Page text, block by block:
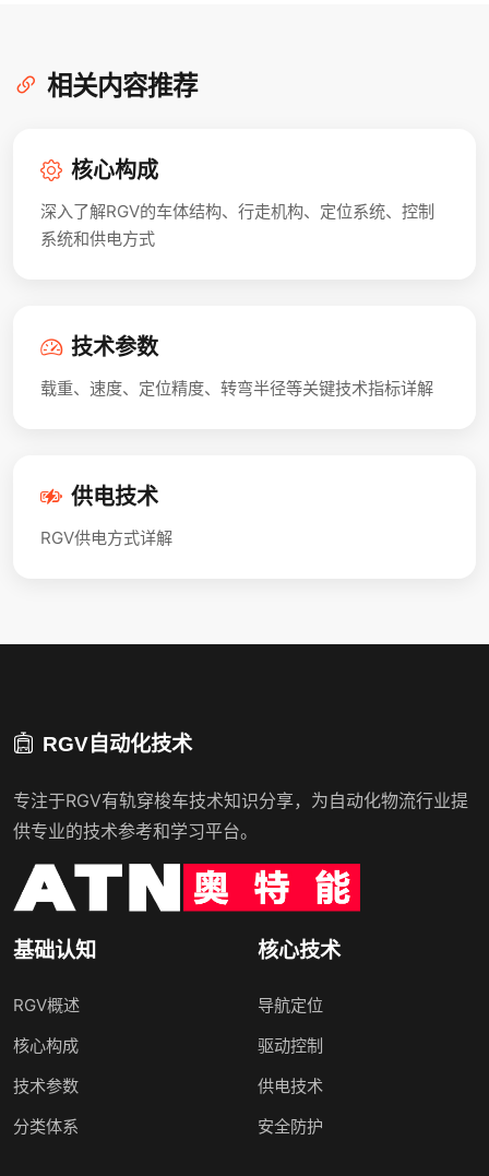
相关内容推荐
核心构成
深入了解RGV的车体结构、行走机构、定位系统、控制
系统和供电方式
技术参数
载重、速度、定位精度、转弯半径等关键技术指标详解
供电技术
RGV供电方式详解
RGV自动化技术
专注于RGV有轨穿梭车技术知识分享，为自动化物流行业提
供专业的技术参考和学习平台。
基础认知
RGV概述
核心构成
技术参数
分类体系
核心技术
导航定位
驱动控制
供电技术
安全防护